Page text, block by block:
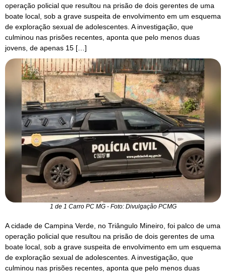
operação policial que resultou na prisão de dois gerentes de uma
boate local, sob a grave suspeita de envolvimento em um esquema
de exploração sexual de adolescentes. A investigação, que
culminou nas prisões recentes, aponta que pelo menos duas
jovens, de apenas 15 […]
1 de 1 Carro PC MG - Foto: Divulgação PCMG
A cidade de Campina Verde, no Triângulo Mineiro, foi palco de uma
operação policial que resultou na prisão de dois gerentes de uma
boate local, sob a grave suspeita de envolvimento em um esquema
de exploração sexual de adolescentes. A investigação, que
culminou nas prisões recentes, aponta que pelo menos duas